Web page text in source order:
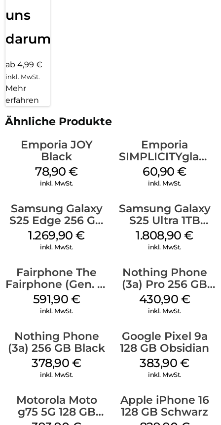
uns
darum!
ab 4,99 €
inkl. MwSt.
Mehr
erfahren
Ähnliche Produkte
Emporia JOY
Black
78,90€
inkl. MwSt.
Emporia
SIMPLICITYglam
Schwarz
60,90€
inkl. MwSt.
Samsung Galaxy
S25 Edge 256 GB
Titanium Silver
1.269,90€
inkl. MwSt.
Samsung Galaxy
S25 Ultra 1TB
Titanium Black
1.808,90€
inkl. MwSt.
Fairphone The
Fairphone (Gen. 6)
256 GB Forest
Green
591,90 €
inkl. MwSt.
Nothing Phone
(3a) Pro 256 GB
Grey
430,90 €
inkl. MwSt.
Nothing Phone
(3a) 256 GB Black
378,90€
inkl. MwSt.
Google Pixel 9a
128 GB Obsidian
383,90€
inkl. MwSt.
Motorola Moto
g75 5G 128 GB
Apple iPhone 16
128 GB Schwarz